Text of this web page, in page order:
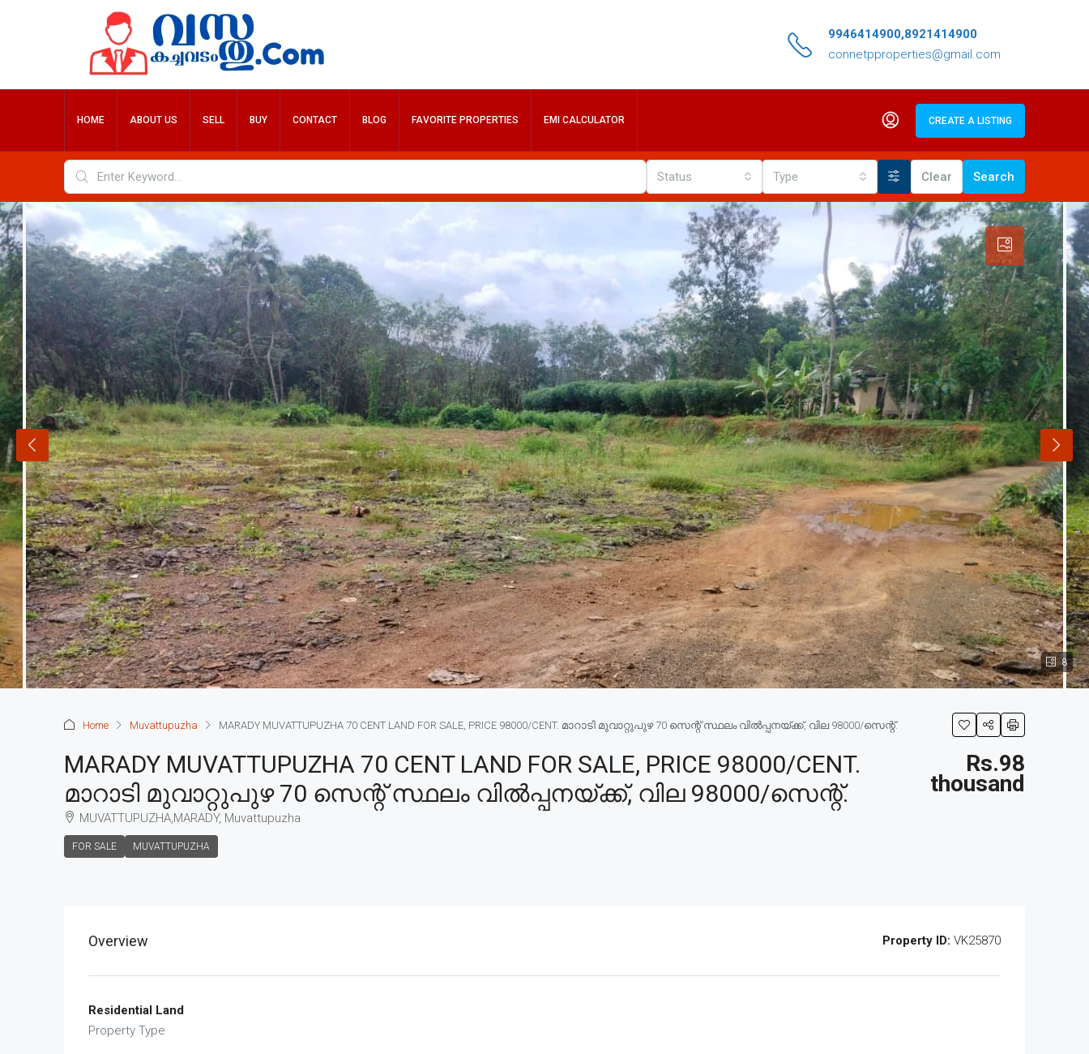
9946414900,8921414900
connetpproperties@gmail.com
HOME ABOUT US SELL BUY CONTACT BLOG FAVORITE PROPERTIES EMI CALCULATOR CREATE A LISTING
Status Type Clear Search
8
Home Muvattupuzha MARADY MUVATTUPUZHA 70 CENT LAND FOR SALE, PRICE 98000/CENT. മാറാടി മുവാറ്റുപുഴ 70 സെന്റ് സ്ഥലം വിൽപ്പനയ്ക്ക്, വില 98000/സെന്റ്.
MARADY MUVATTUPUZHA 70 CENT LAND FOR SALE, PRICE 98000/CENT.
മാറാടി മുവാറ്റുപുഴ 70 സെന്റ് സ്ഥലം വിൽപ്പനയ്ക്ക്, വില 98000/സെന്റ്.
MUVATTUPUZHA,MARADY, Muvattupuzha
FOR SALE MUVATTUPUZHA
Rs.98
thousand
Overview Property ID: VK25870
Residential Land
Property Type